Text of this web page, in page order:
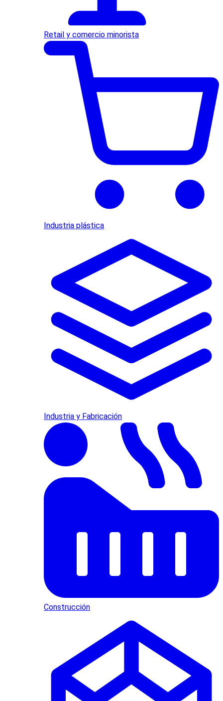
Retail y comercio minorista
Industria plástica
Industria y Fabricación
Construcción